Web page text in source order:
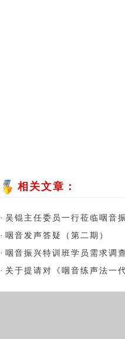
相关文章：
· 吴锟主任委员一行莅临咽音
· 咽音发声答疑（第二期）
· 咽音振兴特训班学员需求调
· 关于提请对《咽音练声法一